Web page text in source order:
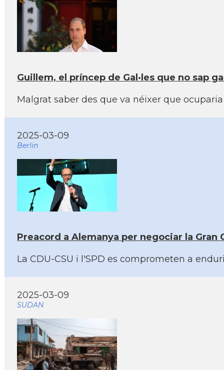
Guillem, el príncep de Gal·les que no sap
Malgrat saber des que va néixer que
2025-03-09
Berlin
Preacord a Alemanya per negociar la
La CDU-CSU i l'SPD es comprometen a
2025-03-09
SUDAN